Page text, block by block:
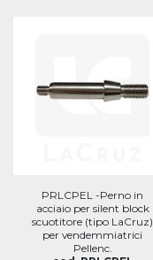
PRLCPEL -Perno in
acciaio per silent block
scuotitore (tipo LaCruz)
per vendemmiatrici
Pellenc.